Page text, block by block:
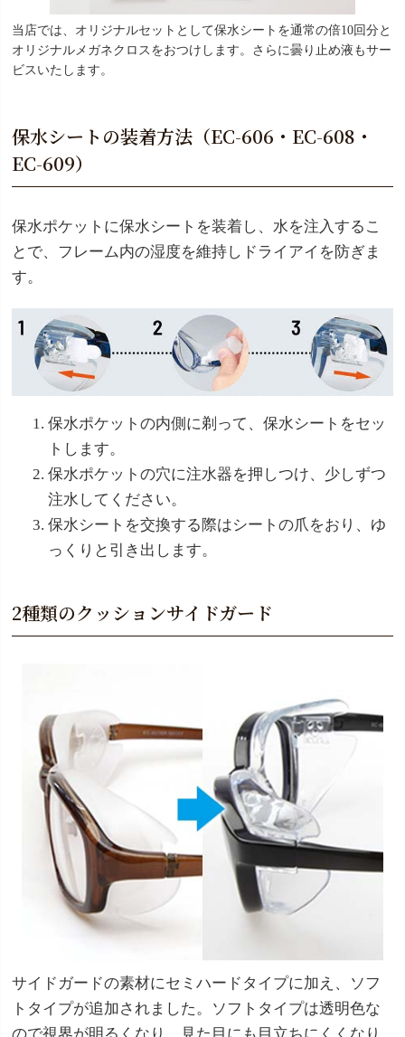
当店では、オリジナルセットとして保水シートを通常の倍10回分と
オリジナルメガネクロスをおつけします。さらに曇り止め液もサー
ビスいたします。
保水シートの装着方法（EC-606・EC-608・
EC-609）
保水ポケットに保水シートを装着し、水を注入するこ
とで、フレーム内の湿度を維持しドライアイを防ぎま
す。
保水ポケットの内側に剃って、保水シートをセッ
トします。
保水ポケットの穴に注水器を押しつけ、少しずつ
注水してください。
保水シートを交換する際はシートの爪をおり、ゆ
っくりと引き出します。
2種類のクッションサイドガード
サイドガードの素材にセミハードタイプに加え、ソフ
トタイプが追加されました。ソフトタイプは透明色な